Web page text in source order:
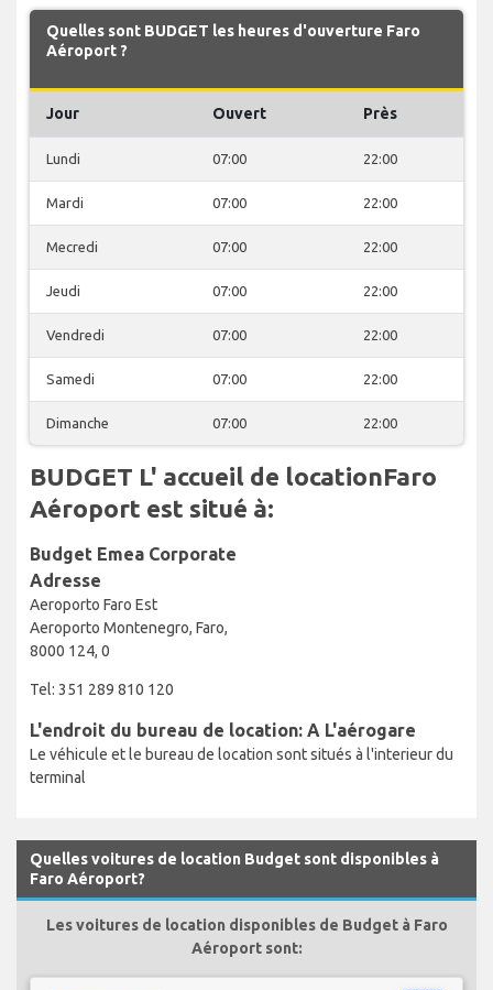
Quelles sont BUDGET les heures d'ouverture Faro
Aéroport ?
Jour Ouvert Près
Lundi 07:00 22:00
Mardi 07:00 22:00
Mecredi 07:00 22:00
Jeudi 07:00 22:00
Vendredi 07:00 22:00
Samedi 07:00 22:00
Dimanche 07:00 22:00
BUDGET L' accueil de locationFaro
Aéroport est situé à:
Budget Emea Corporate
Adresse
Aeroporto Faro Est
Aeroporto Montenegro, Faro,
8000 124, 0
Tel: 351 289 810 120
L'endroit du bureau de location: A L'aérogare
Le véhicule et le bureau de location sont situés à l'interieur du
terminal
Quelles voitures de location Budget sont disponibles à
Faro Aéroport?
Les voitures de location disponibles de Budget à Faro
Aéroport sont: